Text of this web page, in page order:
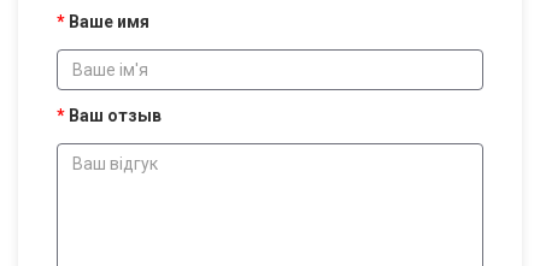
Ваше имя
Ваш отзыв